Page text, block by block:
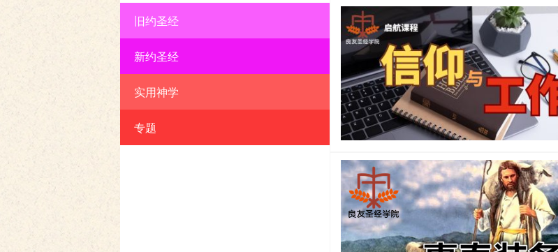
旧约圣经
新约圣经
实用神学
专题
良友圣经学院介绍| 关於良友电台|免责声明